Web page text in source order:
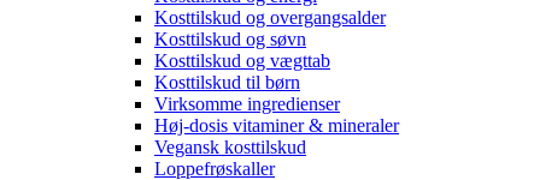
Kosttilskud og overgangsalder
Kosttilskud og søvn
Kosttilskud og vægttab
Kosttilskud til børn
Virksomme ingredienser
Høj-dosis vitaminer & mineraler
Vegansk kosttilskud
Loppefrøskaller